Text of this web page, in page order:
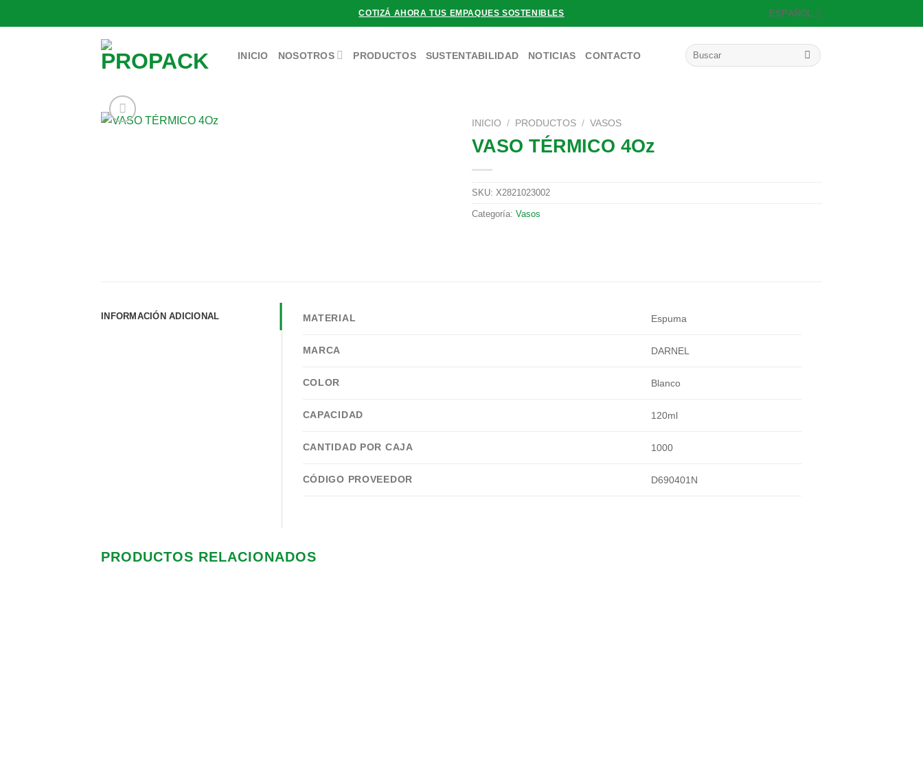
al
COTIZÁ AHORA TUS EMPAQUES SOSTENIBLES ESPAÑOL
INICIO NOSOTROS PRODUCTOS SUSTENTABILIDAD NOTICIAS CONTACTO
Buscar
por:
INICIO / PRODUCTOS / VASOS
VASO TÉRMICO 4Oz
SKU: X2821023002
Categoría: Vasos
INFORMACIÓN ADICIONAL MATERIAL Espuma
MARCA DARNEL
COLOR Blanco
CAPACIDAD 120ml
CANTIDAD POR CAJA 1000
CÓDIGO PROVEEDOR D690401N
PRODUCTOS RELACIONADOS